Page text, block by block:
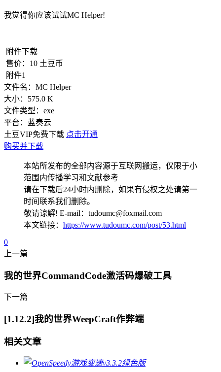
我觉得你应该试试MC Helper!
附件下载
售价： 10 土豆币
附件1
文件名： MC Helper
大小： 575.0 K
文件类型： exe
平台：
蓝奏云
土豆VIP免费下载 点击开通
购买并下载
本站所发布的全部内容源于互联网搬运，仅限于小
范围内传播学习和文献参考
请在下载后24小时内删除，如果有侵权之处请第一
时间联系我们删除。
敬请谅解! E-mail：tudoumc@foxmail.com
本文链接： https://www.tudoumc.com/post/53.html
0
上一篇
我的世界CommandCode激活码爆破工具
下一篇
[1.12.2]我的世界WeepCraft作弊端
相关文章